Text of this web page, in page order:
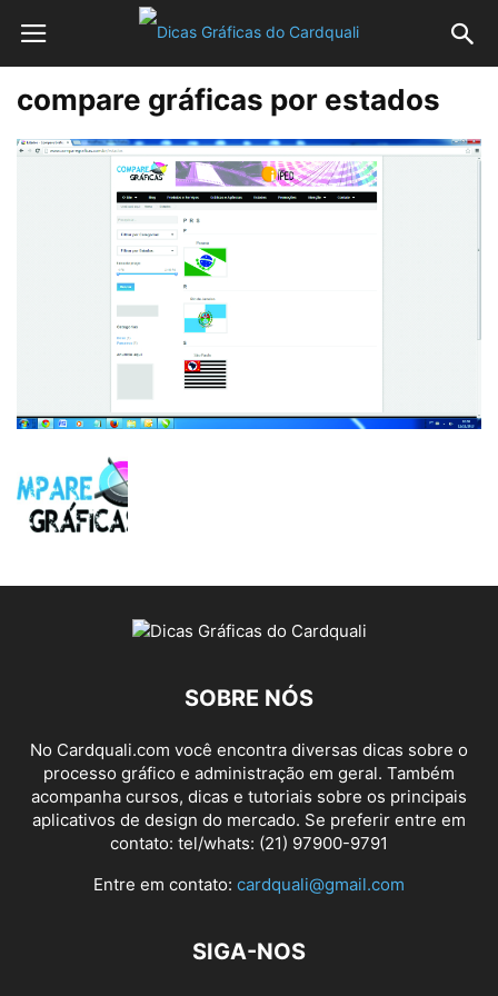
compare gráficas por estados
SOBRE NÓS
No Cardquali.com você encontra diversas dicas sobre o
processo gráfico e administração em geral. Também
acompanha cursos, dicas e tutoriais sobre os principais
aplicativos de design do mercado. Se preferir entre em
contato: tel/whats: (21) 97900-9791
Entre em contato: cardquali@gmail.com
SIGA-NOS